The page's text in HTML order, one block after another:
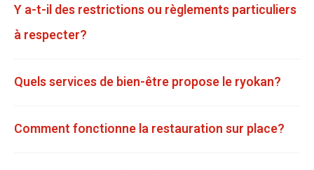
Y a-t-il des restrictions ou règlements particuliers
à respecter?
Quels services de bien-être propose le ryokan?
Comment fonctionne la restauration sur place?